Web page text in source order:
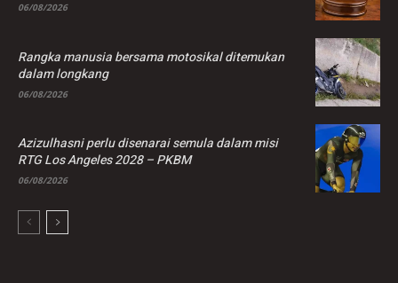
06/08/2026
Rangka manusia bersama motosikal ditemukan
dalam longkang
06/08/2026
Azizulhasni perlu disenarai semula dalam misi
RTG Los Angeles 2028 – PKBM
06/08/2026